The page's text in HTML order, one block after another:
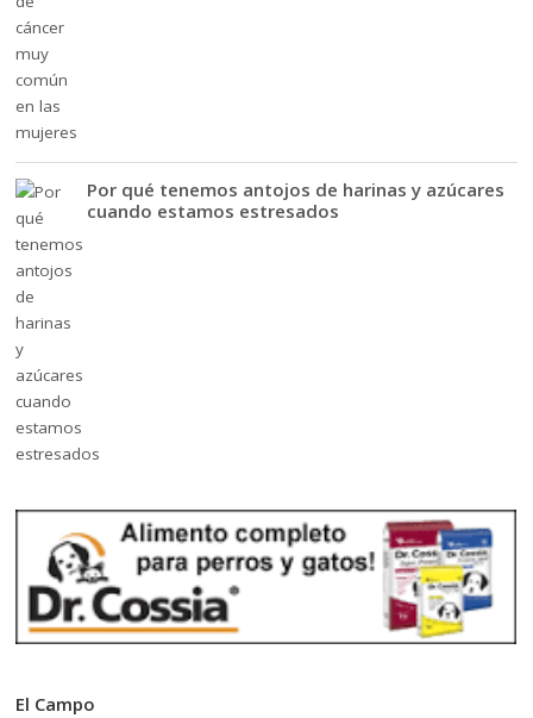
Por qué tenemos antojos de harinas y azúcares
cuando estamos estresados
El Campo